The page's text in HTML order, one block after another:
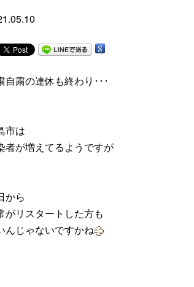
自粛の連休も終わり･･･
市は
者が増えてるようですが
から
がリスタートした方も
んじゃないですかね